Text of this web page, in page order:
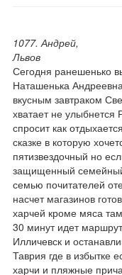
1077. Андрей,
Львов
Сегодня ранешенько
Наташенька
вкусным завтраком
хватает не улыбнется
спросит как
сказке в которую
пятизвездочный но
защищенный
семью почитателей
насчет магазинов
харчей кроме мяса
30 минут идет
Илличевск и
Таврия где в избытке
харчи и пляжные